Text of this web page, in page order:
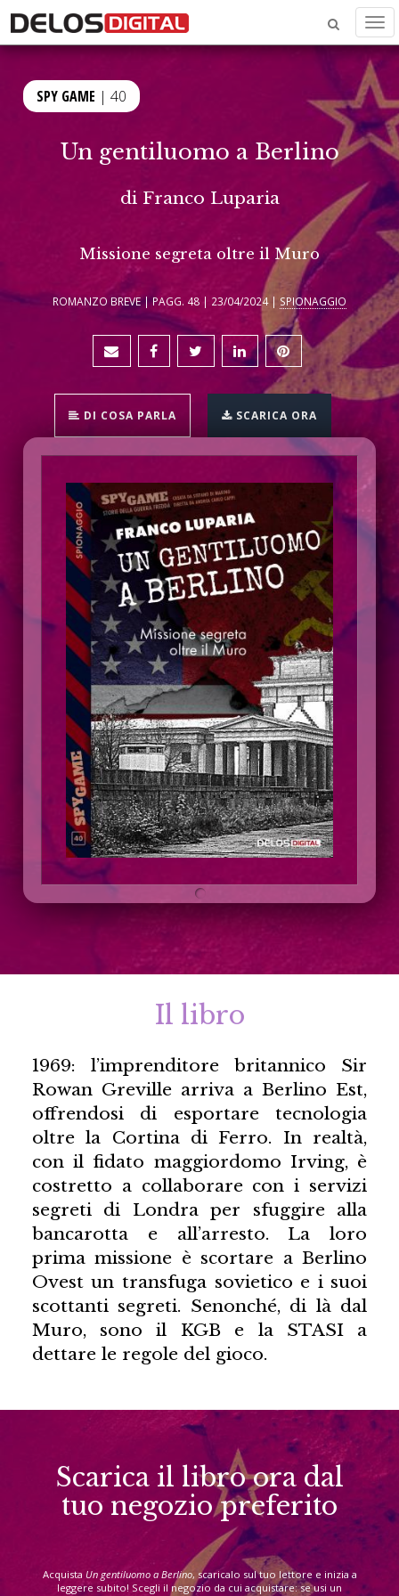
SPY GAME | 40
Un gentiluomo a Berlino
di Franco Luparia
Missione segreta oltre il Muro
ROMANZO BREVE | PAGG. 48 | 23/04/2024 | SPIONAGGIO
DI COSA PARLA SCARICA ORA
Il libro
1969: l’imprenditore britannico Sir
Rowan Greville arriva a Berlino Est,
offrendosi di esportare tecnologia
oltre la Cortina di Ferro. In realtà,
con il fidato maggiordomo Irving, è
costretto a collaborare con i servizi
segreti di Londra per sfuggire alla
bancarotta e all’arresto. La loro
prima missione è scortare a Berlino
Ovest un transfuga sovietico e i suoi
scottanti segreti. Senonché, di là dal
Muro, sono il KGB e la STASI a
dettare le regole del gioco.
Scarica il libro ora dal
tuo negozio preferito
Acquista Un gentiluomo a Berlino, scaricalo sul tuo lettore e inizia a
leggere subito! Scegli il negozio da cui acquistare: se usi un